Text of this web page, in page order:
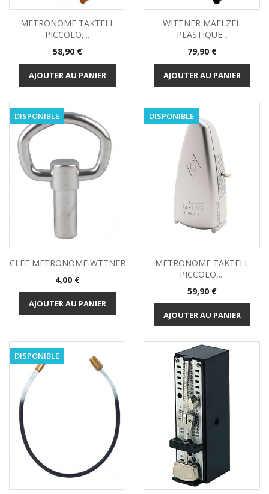
METRONOME TAKTELL
PICCOLO,...
Prix
58,90 €
AJOUTER AU PANIER
WITTNER MAELZEL
PLASTIQUE...
Prix
79,90 €
AJOUTER AU PANIER
DISPONIBLE
CLEF METRONOME WTTNER
Prix
4,00 €
AJOUTER AU PANIER
DISPONIBLE
METRONOME TAKTELL
PICCOLO,...
Prix
59,90 €
AJOUTER AU PANIER
DISPONIBLE